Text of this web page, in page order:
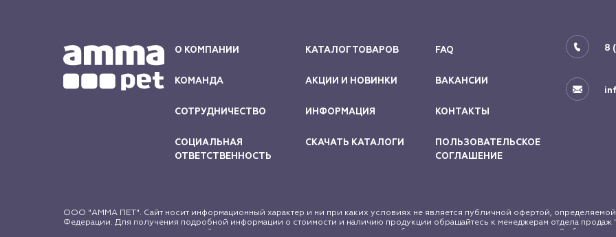
О КОМПАНИИ
КОМАНДА
СОТРУДНИЧЕСТВО
СОЦИАЛЬНАЯ
ОТВЕТСТВЕННОСТЬ
КАТАЛОГ ТОВАРОВ
АКЦИИ И НОВИНКИ
ИНФОРМАЦИЯ
СКАЧАТЬ КАТАЛОГИ
FAQ
ВАКАНСИИ
КОНТАКТЫ
ПОЛЬЗОВАТЕЛЬСКОЕ
СОГЛАШЕНИЕ
8
ООО "АММА ПЕТ". Сайт носит информационный характер и ни при каких условиях не является публичной офертой,
Федерации. Для получения подробной информации о стоимости и наличию продукции обращайтесь к менеджерам отдела продаж
защищены в соответствии с российским и международным законодательством об авторском праве и смежных правах. Любое